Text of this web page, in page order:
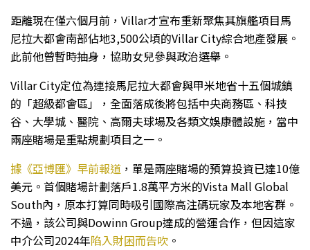
距離現在僅六個月前，Villar才宣布重新聚焦其旗艦項目馬
尼拉大都會南部佔地3,500公頃的Villar City綜合地產發展。
此前他曾暫時抽身，協助女兒參與政治選舉。
Villar City定位為連接馬尼拉大都會與甲米地省十五個城鎮
的「超級都會區」，全面落成後將包括中央商務區、科技
谷、大學城、醫院、高爾夫球場及各類文娛康體設施，當中
兩座賭場是重點規劃項目之一。
據《亞博匯》早前報道 ，單是兩座賭場的預算投資已達10億
美元。首個賭場計劃落戶1.8萬平方米的Vista Mall Global
South內，原本打算同時吸引國際高注碼玩家及本地客群。
不過，該公司與Dowinn Group達成的營運合作，但因這家
中介公司2024年陷入財困而告吹 。